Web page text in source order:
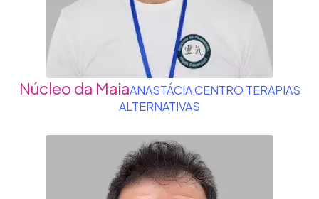
Núcleo da MaiaANASTÁCIA CENTRO TERAPIAS
ALTERNATIVAS